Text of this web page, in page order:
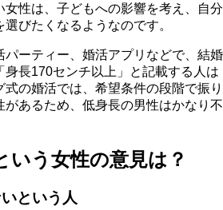
女性は、子どもへの影響を考え、自分
びたくなるようなのです。
ーティー、婚活アプリなどで、 結婚
長170センチ以上」と記載する人は
の婚活では、希望条件の段階で振り
があるため、低身長の男性はかなり不
いう女性の意見は？
という人